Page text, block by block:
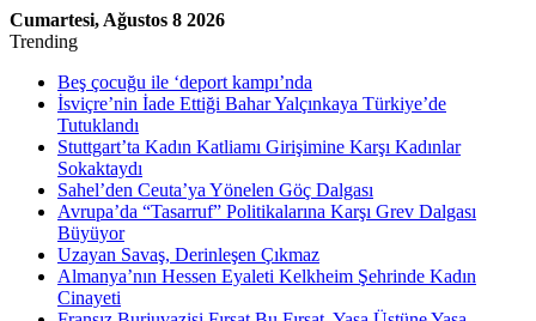
Cumartesi, Ağustos 8 2026
Trending
Beş çocuğu ile ‘deport kampı’nda
İsviçre’nin İade Ettiği Bahar Yalçınkaya Türkiye’de
Tutuklandı
Stuttgart’ta Kadın Katliamı Girişimine Karşı Kadınlar
Sokaktaydı
Sahel’den Ceuta’ya Yönelen Göç Dalgası
Avrupa’da “Tasarruf” Politikalarına Karşı Grev Dalgası
Büyüyor
Uzayan Savaş, Derinleşen Çıkmaz
Almanya’nın Hessen Eyaleti Kelkheim Şehrinde Kadın
Cinayeti